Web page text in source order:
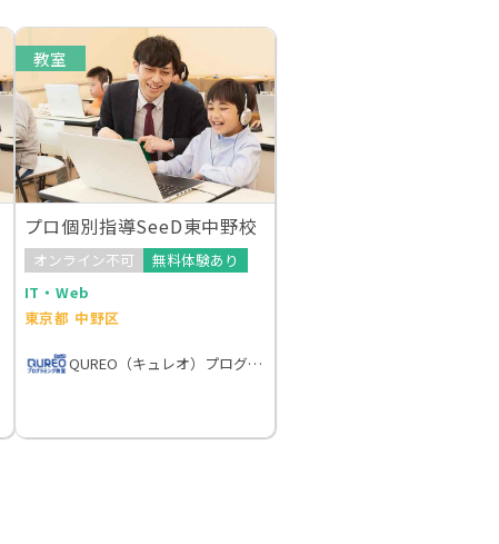
教室
プロ個別指導SeeD東中野校
オンライン不可
無料体験あり
IT・Web
東京都 中野区
QUREO（キュレオ）プログラミング教室